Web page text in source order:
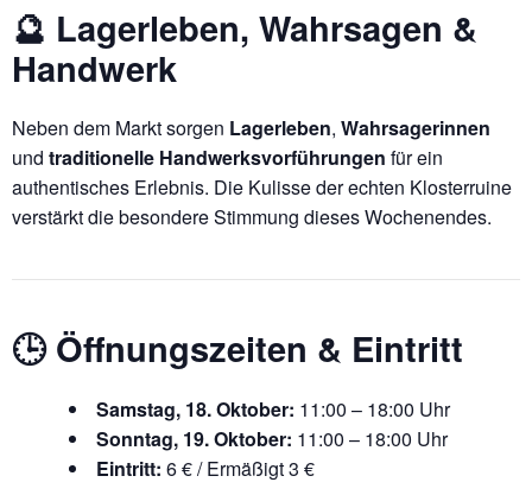
🔮 Lagerleben, Wahrsagen &
Handwerk
Neben dem Markt sorgen Lagerleben, Wahrsagerinnen
und traditionelle Handwerksvorführungen für ein
authentisches Erlebnis. Die Kulisse der echten Klosterruine
verstärkt die besondere Stimmung dieses Wochenendes.
🕒 Öffnungszeiten & Eintritt
Samstag, 18. Oktober: 11:00 – 18:00 Uhr
Sonntag, 19. Oktober: 11:00 – 18:00 Uhr
Eintritt: 6 € / Ermäßigt 3 €